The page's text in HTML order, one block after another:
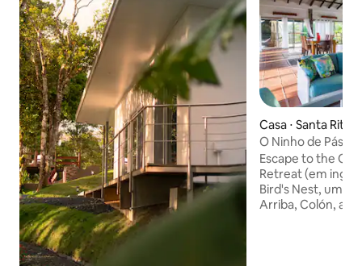
Casa ⋅ Santa Rita
O Ninho de
Escape to the
Retreat (em inglês). Bem-vindo ao
Bird's Nest, um
Arriba, Colón, a